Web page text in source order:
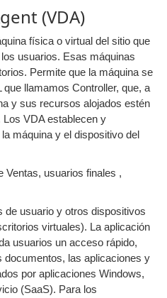
(VDA)
física o virtual del sitio que
usuarios. Esas máquinas
Permite que la máquina se
llamamos Controller, que, a
y sus recursos alojados estén
VDA establecen y
máquina y el dispositivo del
Ventas, usuarios finales ,
de usuario y otros dispositivos
virtuales). La aplicación
usuarios un acceso rápido,
documentos, las aplicaciones y
por aplicaciones Windows,
(SaaS). Para los